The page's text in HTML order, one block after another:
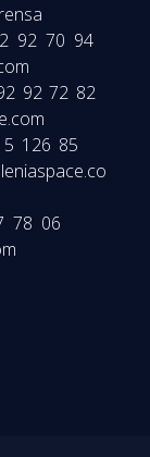
92 70 94
92 72 82
126 85
78 06